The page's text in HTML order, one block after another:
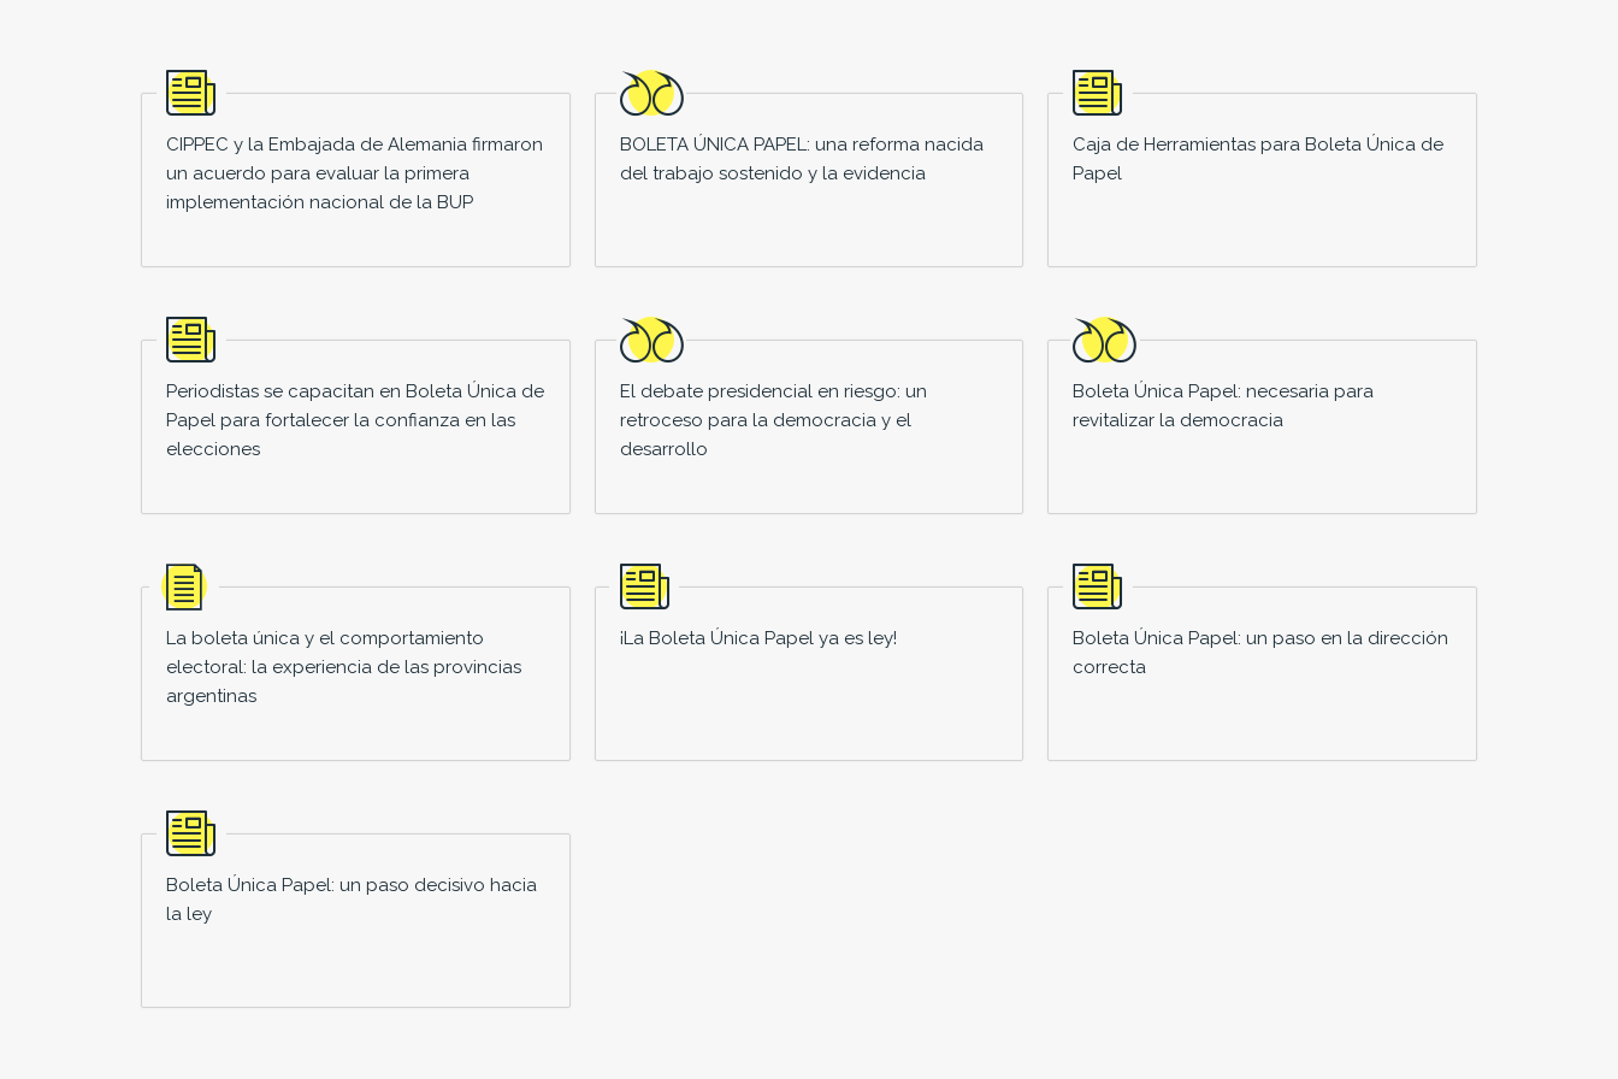
CIPPEC y la Embajada de Alemania firmaron
un acuerdo para evaluar la primera
implementación nacional de la BUP
BOLETA ÚNICA PAPEL: una reforma nacida
del trabajo sostenido y la evidencia
Caja de Herramientas para Boleta Única de
Papel
Periodistas se capacitan en Boleta Única de
Papel para fortalecer la confianza en las
elecciones
El debate presidencial en riesgo: un
retroceso para la democracia y el
desarrollo
Boleta Única Papel: necesaria para
revitalizar la democracia
La boleta única y el comportamiento
electoral: la experiencia de las provincias
argentinas
¡La Boleta Única Papel ya es ley!
Boleta Única Papel: un paso en la dirección
correcta
Boleta Única Papel: un paso decisivo hacia
la ley